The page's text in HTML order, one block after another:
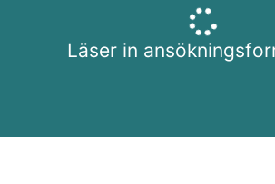
Läser in